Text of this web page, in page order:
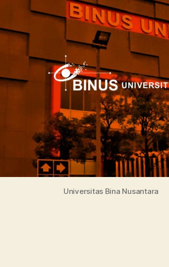
Universitas Bina Nusantara